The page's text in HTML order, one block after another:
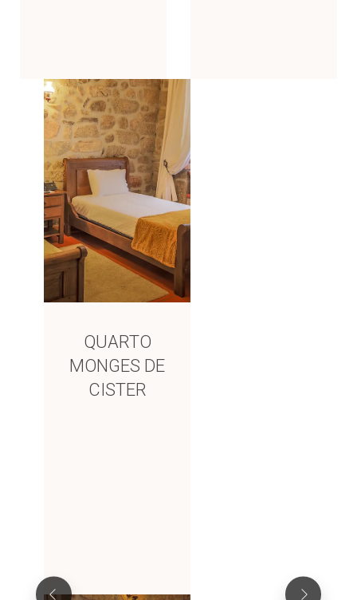
QUARTO
MONGES DE
CISTER